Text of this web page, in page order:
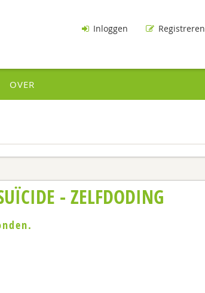
Inloggen Registreren
OVER
- ZELFDODING